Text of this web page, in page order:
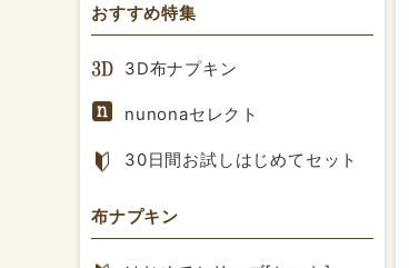
おすすめ特集
3D布ナプキン
nunonaセレクト
30日間お試しはじめてセット
布ナプキン